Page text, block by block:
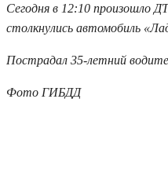
Сегодня в 12:10 произошло
столкнулись автомобиль
Пострадал 35-летний
Фото ГИБДД